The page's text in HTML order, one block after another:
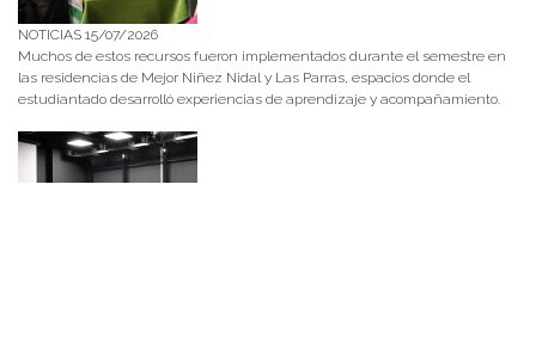
NOTICIAS 15/07/2026
Muchos de estos recursos fueron implementados durante el semestre en
las residencias de Mejor Niñez Nidal y Las Parras, espacios donde el
estudiantado desarrolló experiencias de aprendizaje y acompañamiento.